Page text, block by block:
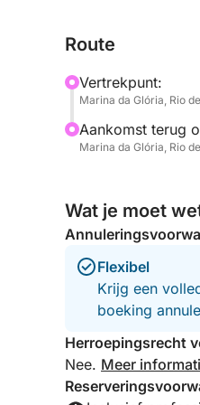
Deze tour is
uur. Er is ruimte
herinneringen aan
Route
Vertrekpunt:
Marina da Glória, Rio
Aankomst terug
Marina da Glória, Rio
Wat je moet
Flexibel
Krijg een
boeking
Herroepingsrecht
Nee. Meer